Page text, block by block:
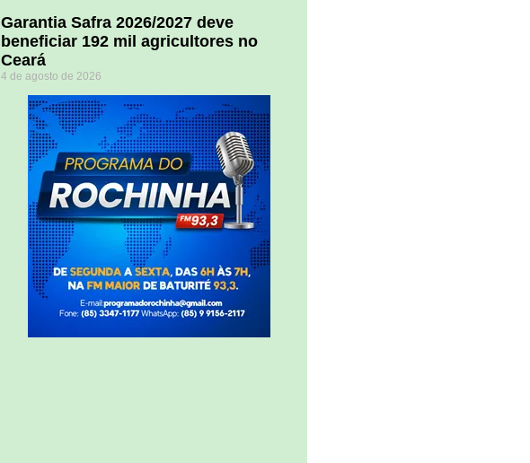
Garantia Safra 2026/2027 deve
beneficiar 192 mil agricultores no
Ceará
4 de agosto de 2026